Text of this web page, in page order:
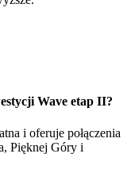
Wave etap II?
i oferuje połączenia
Pięknej Góry i